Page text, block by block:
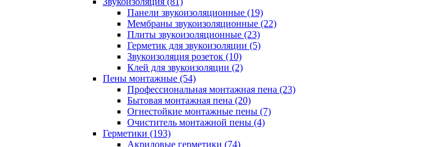
Панели звукоизоляционные (19)
Мембраны звукоизоляционные (22)
Плиты звукоизоляционные (23)
Герметик для звукоизоляции (5)
Звукоизоляция розеток (10)
Клей для звукоизоляции (2)
Пены монтажные (54)
Профессиональная монтажная пена (23)
Бытовая монтажная пена (20)
Огнестойкие монтажные пены (7)
Очиститель монтажной пены (4)
Герметики (193)
Акриловые герметики (74)